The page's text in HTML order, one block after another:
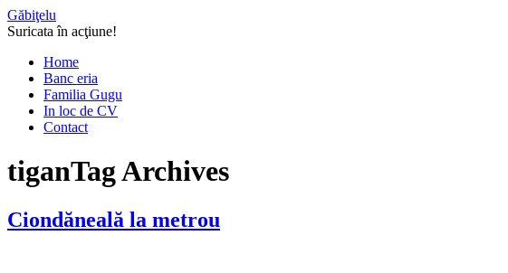
Găbiţelu
Suricata în acţiune!
Home
Banc eria
Familia Gugu
In loc de CV
Contact
tiganTag Archives
Ciondăneală la metrou